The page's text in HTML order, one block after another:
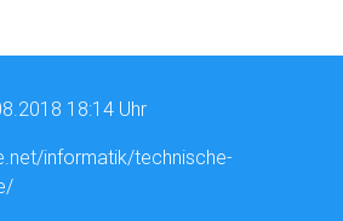
18:14 Uhr
informatik/technische-